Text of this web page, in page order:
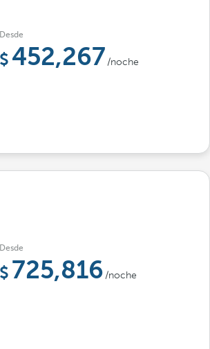
Desde
452,267 /noche
Desde
725,816 /noche